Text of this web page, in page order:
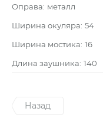
Оправа: металл
Ширина окуляра: 54
Ширина мостика: 16
Длина заушника: 140
Назад